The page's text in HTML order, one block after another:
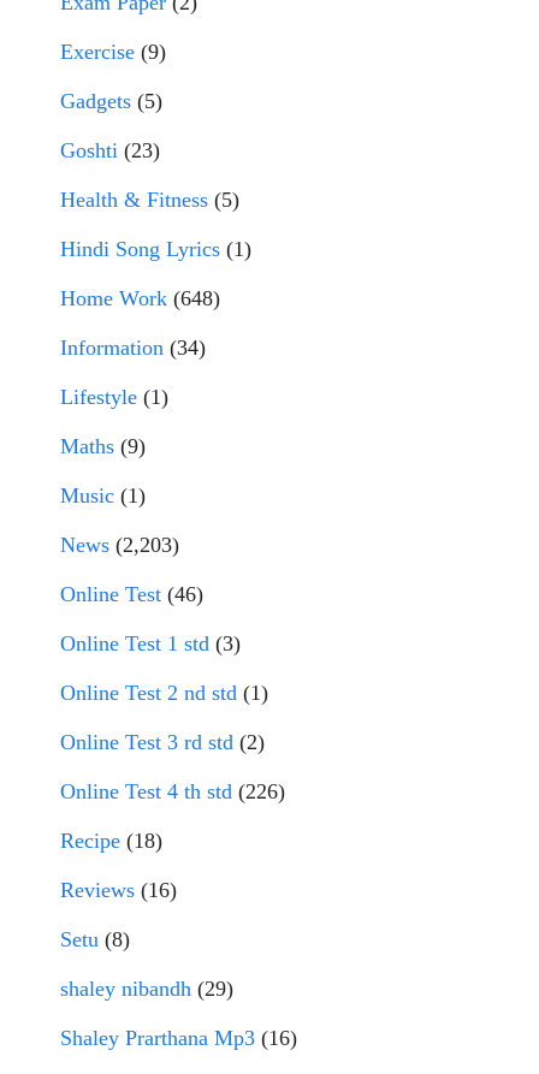
Exercise (9)
Gadgets (5)
Goshti (23)
Health & Fitness (5)
Hindi Song Lyrics (1)
Home Work (648)
Information (34)
Lifestyle (1)
Maths (9)
Music (1)
News (2,203)
Online Test (46)
Online Test 1 std (3)
Online Test 2 nd std (1)
Online Test 3 rd std (2)
Online Test 4 th std (226)
Recipe (18)
Reviews (16)
Setu (8)
shaley nibandh (29)
Shaley Prarthana Mp3 (16)